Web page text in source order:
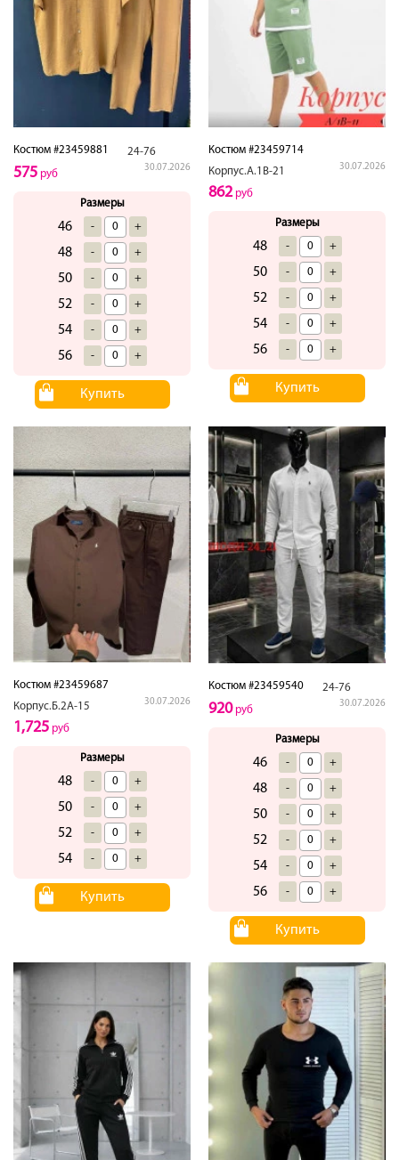
Костюм #23459881 24-76
30.07.2026
575 руб
Размеры
46 - +
48 - +
50 - +
52 - +
54 - +
56 - +
Купить
Костюм #23459714
Корпус.А.1В-21
30.07.2026
862руб
Размеры
48 - +
50 - +
52 - +
54 - +
56 - +
Купить
Костюм #23459687
Корпус.Б.2А-15
30.07.2026
1,725 руб
Размеры
48 - +
50 - +
52 - +
54 - +
Купить
Костюм #23459540 24-76
30.07.2026
920руб
Размеры
46 - +
48 - +
50 - +
52 - +
54 - +
56 - +
Купить